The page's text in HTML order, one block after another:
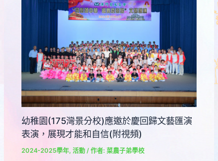
幼稚園(175灣景分校)應邀於慶回歸文藝匯演
表演，展現才能和自信(附視頻)
2024-2025學年,活動 / 作者:菜農子弟學校